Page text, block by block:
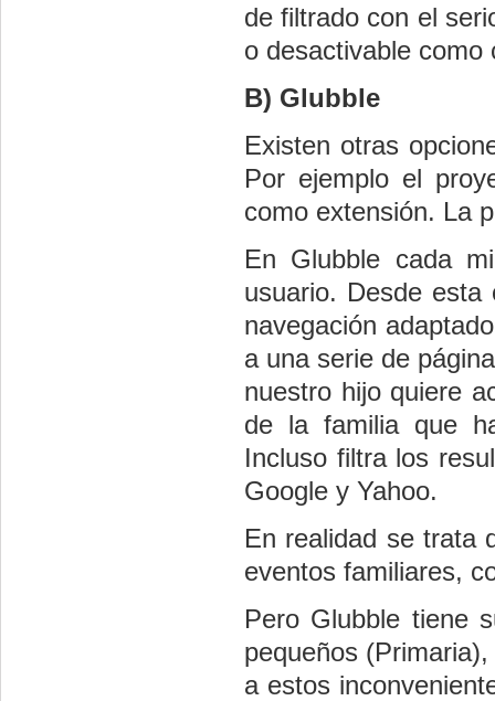
de filtrado con el
o desactivable como
B) Glubble
Existen otras
Por ejemplo el
como extensión. La
En Glubble cada
usuario. Desde
navegación
a una serie de
nuestro hijo quiere
de la familia que
Incluso filtra los
Google y Yahoo.
En realidad se trata
eventos familiares,
Pero Glubble tiene
pequeños
a estos